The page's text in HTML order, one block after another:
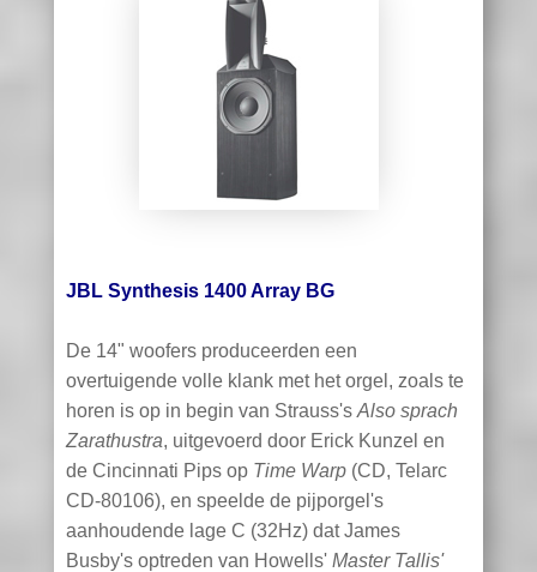
JBL Synthesis 1400 Array BG
De 14" woofers produceerden een
overtuigende volle klank met het orgel, zoals te
horen is op in begin van Strauss's Also sprach
Zarathustra, uitgevoerd door Erick Kunzel en
de Cincinnati Pips op Time Warp (CD, Telarc
CD-80106), en speelde de pijporgel's
aanhoudende lage C (32Hz) dat James
Busby's optreden van Howells' Master Tallis'